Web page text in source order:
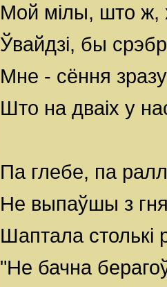
Мой мілы, што ж,
Ўвайдзі, бы
Мне - сёння
Што на дваіх у
Па глебе, па
Не выпаўшы з
Шаптала
"Не бачна